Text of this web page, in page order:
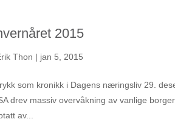
2015
Thon | jan 5, 2015
som kronikk i Dagens næringsliv 29.
drev massiv overvåkning av vanlige
av...